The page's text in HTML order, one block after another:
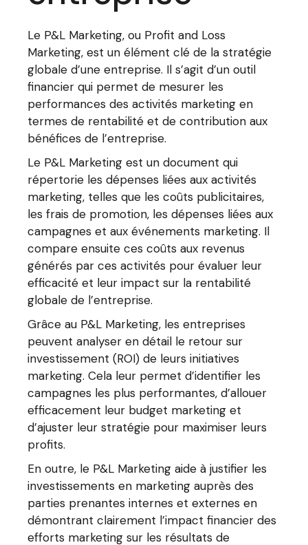
Le P&L Marketing, ou Profit and Loss
Marketing, est un élément clé de la stratégie
globale d’une entreprise. Il s’agit d’un outil
financier qui permet de mesurer les
performances des activités marketing en
termes de rentabilité et de contribution aux
bénéfices de l’entreprise.
Le P&L Marketing est un document qui
répertorie les dépenses liées aux activités
marketing, telles que les coûts publicitaires,
les frais de promotion, les dépenses liées aux
campagnes et aux événements marketing. Il
compare ensuite ces coûts aux revenus
générés par ces activités pour évaluer leur
efficacité et leur impact sur la rentabilité
globale de l’entreprise.
Grâce au P&L Marketing, les entreprises
peuvent analyser en détail le retour sur
investissement (ROI) de leurs initiatives
marketing. Cela leur permet d’identifier les
campagnes les plus performantes, d’allouer
efficacement leur budget marketing et
d’ajuster leur stratégie pour maximiser leurs
profits.
En outre, le P&L Marketing aide à justifier les
investissements en marketing auprès des
parties prenantes internes et externes en
démontrant clairement l’impact financier des
efforts marketing sur les résultats de